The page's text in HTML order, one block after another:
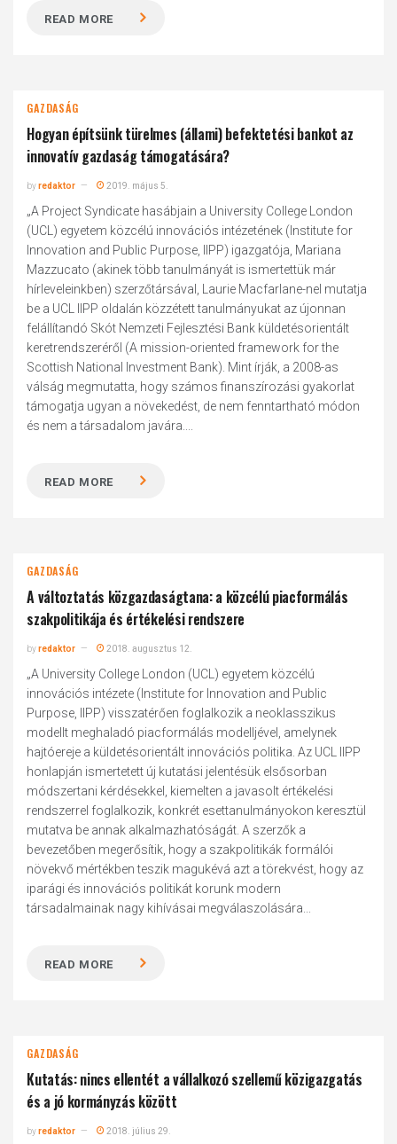
READ MORE
GAZDASÁG
Hogyan építsünk türelmes (állami) befektetési bankot az
innovatív gazdaság támogatására?
byredaktor 2019. május 5.
„A Project Syndicate hasábjain a University College London
(UCL) egyetem közcélú innovációs intézetének (Institute for
Innovation and Public Purpose, IIPP) igazgatója, Mariana
Mazzucato (akinek több tanulmányát is ismertettük már
hírleveleinkben) szerzőtársával, Laurie Macfarlane-nel mutatja
be a UCL IIPP oldalán közzétett tanulmányukat az újonnan
felállítandó Skót Nemzeti Fejlesztési Bank küldetésorientált
keretrendszeréről (A mission-oriented framework for the
Scottish National Investment Bank). Mint írják, a 2008-as
válság megmutatta, hogy számos finanszírozási gyakorlat
támogatja ugyan a növekedést, de nem fenntartható módon
és nem a társadalom javára....
READ MORE
GAZDASÁG
A változtatás közgazdaságtana: a közcélú piacformálás
szakpolitikája és értékelési rendszere
byredaktor 2018. augusztus 12.
„A University College London (UCL) egyetem közcélú
innovációs intézete (Institute for Innovation and Public
Purpose, IIPP) visszatérően foglalkozik a neoklasszikus
modellt meghaladó piacformálás modelljével, amelynek
hajtóereje a küldetésorientált innovációs politika. Az UCL IIPP
honlapján ismertetett új kutatási jelentésük elsősorban
módszertani kérdésekkel, kiemelten a javasolt értékelési
rendszerrel foglalkozik, konkrét esettanulmányokon keresztül
mutatva be annak alkalmazhatóságát. A szerzők a
bevezetőben megerősítik, hogy a szakpolitikák formálói
növekvő mértékben teszik magukévá azt a törekvést, hogy az
iparági és innovációs politikát korunk modern
társadalmainak nagy kihívásai megválaszolására...
READ MORE
GAZDASÁG
Kutatás: nincs ellentét a vállalkozó szellemű közigazgatás
és a jó kormányzás között
byredaktor 2018. július 29.